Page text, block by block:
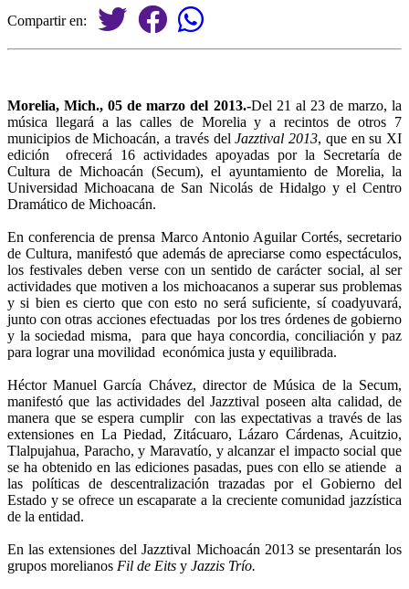
Compartir en:
Morelia, Mich., 05 de marzo del 2013.-Del 21 al 23 de marzo, la
música llegará a las calles de Morelia y a recintos de otros 7
municipios de Michoacán, a través delJazztival 2013, que en su XI
edición ofrecerá 16 actividades apoyadas por la Secretaría de
Cultura de Michoacán (Secum), el ayuntamiento de Morelia, la
Universidad Michoacana de San Nicolás de Hidalgo y el Centro
Dramático de Michoacán.
En conferencia de prensa Marco Antonio Aguilar Cortés, secretario
de Cultura, manifestó que además de apreciarse como espectáculos,
los festivales deben verse con un sentido de carácter social, al ser
actividades que motiven a los michoacanos a superar sus problemas
y si bien es cierto que con esto no será suficiente, sí coadyuvará,
junto con otras acciones efectuadas por los tres órdenes de gobierno
y la sociedad misma, para que haya concordia, conciliación y paz
para lograr una movilidad económica justa y equilibrada.
Héctor Manuel García Chávez, director de Música de la Secum,
manifestó que las actividades del Jazztival poseen alta calidad, de
manera que se espera cumplir con las expectativas a través de las
extensiones en La Piedad, Zitácuaro, Lázaro Cárdenas, Acuitzio,
Tlalpujahua, Paracho, y Maravatío, y alcanzar el impacto social que
se ha obtenido en las ediciones pasadas, pues con ello se atiende a
las políticas de descentralización trazadas por el Gobierno del
Estado y se ofrece un escaparate a la creciente comunidad jazzística
de la entidad.
En las extensiones del Jazztival Michoacán 2013 se presentarán los
grupos morelianos Fil de Eits y Jazzis Trío.